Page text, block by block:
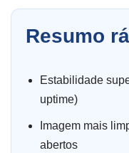
Resumo
Estabilidade
uptime)
Imagem mais
abertos